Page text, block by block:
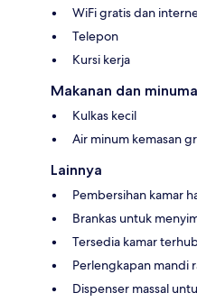
WiFi gratis dan
Telepon
Kursi kerja
Makanan dan
Kulkas kecil
Air minum kemasan
Lainnya
Pembersihan kamar
Brankas untuk
Tersedia kamar
Perlengkapan mandi
Dispenser massal